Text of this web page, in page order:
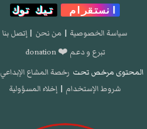
انستقرام
تيك توك
سياسة الخصوصية | من نحن | إتصل بنا
تبرع و دعم ❤️ donation
المحتوى مرخص تحت رخصة المشاع الإبداعي 3.0
شروط الإستخدام | إخلاء المسؤولية